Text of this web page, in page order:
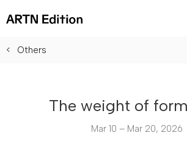
Others
The weight of
Mar 10 – Mar 20, 2026